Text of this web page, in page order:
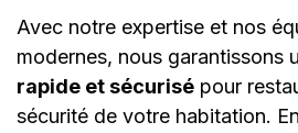
Avec notre expertise et nos
modernes, nous garantissons
rapide et sécurisé pour
sécurité de votre habitation.